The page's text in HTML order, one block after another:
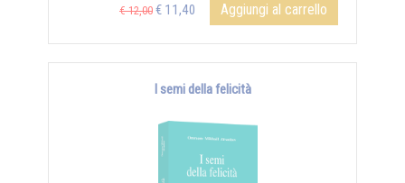
€ 12,00 € 11,40 Aggiungi al carrello
I semi della felicità